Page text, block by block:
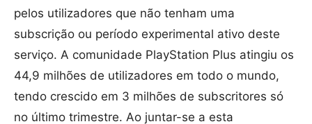
pelos utilizadores que não tenham uma
subscrição ou período experimental ativo deste
serviço. A comunidade PlayStation Plus atingiu os
44,9 milhões de utilizadores em todo o mundo,
tendo crescido em 3 milhões de subscritores só
no último trimestre. Ao juntar-se a esta